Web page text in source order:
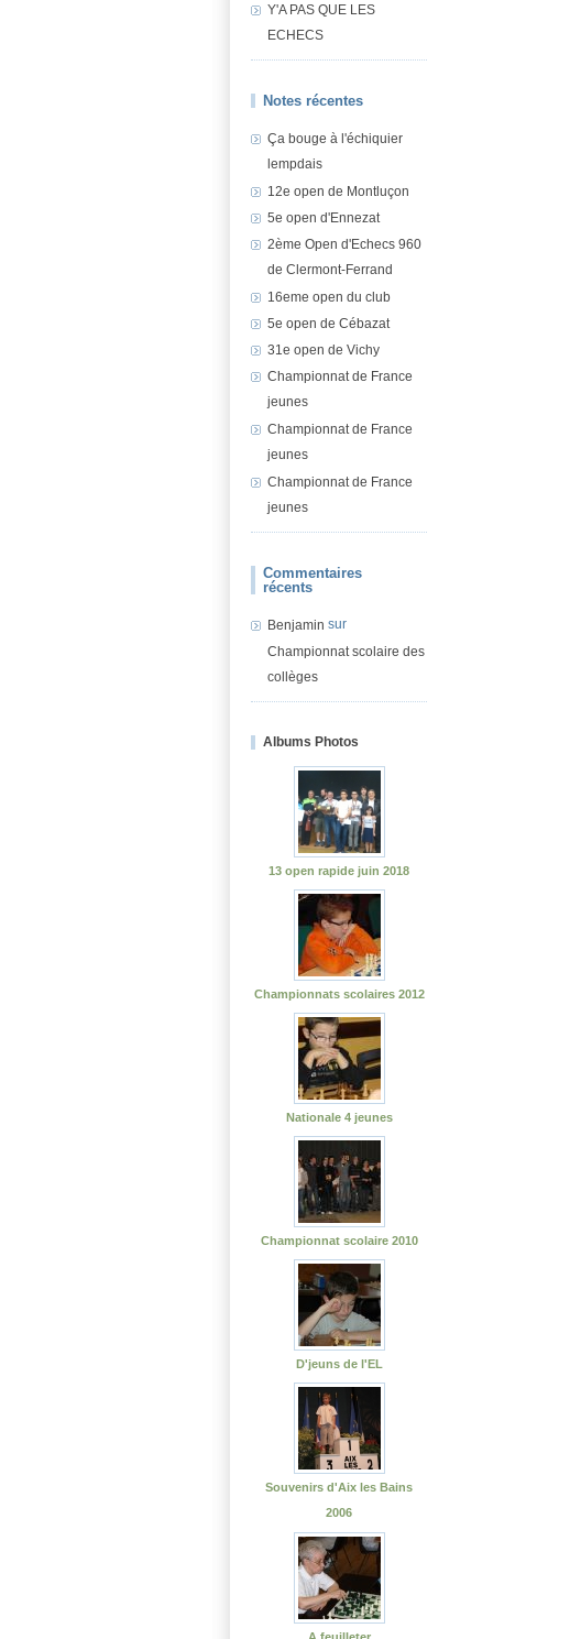
Y'A PAS QUE LES
ECHECS
Notes récentes
Ça bouge à l'échiquier
lempdais
12e open de Montluçon
5e open d'Ennezat
2ème Open d'Echecs 960
de Clermont-Ferrand
16eme open du club
5e open de Cébazat
31e open de Vichy
Championnat de France
jeunes
Championnat de France
jeunes
Championnat de France
jeunes
Commentaires
récents
Benjamin sur
Championnat scolaire des
collèges
Albums Photos
13 open rapide juin 2018
Championnats scolaires 2012
Nationale 4 jeunes
Championnat scolaire 2010
D'jeuns de l'EL
Souvenirs d'Aix les Bains
2006